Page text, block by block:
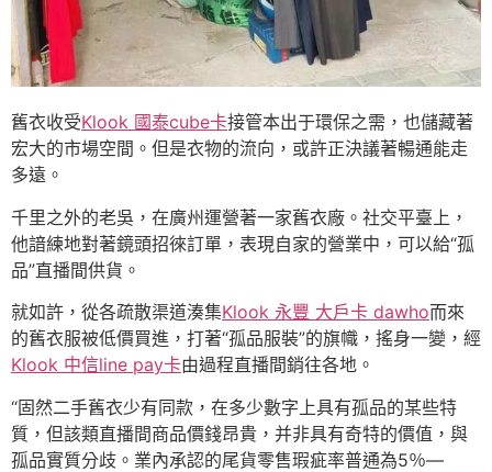
舊衣收受Klook 國泰cube卡接管本出于環保之需，也儲藏著
宏大的市場空間。但是衣物的流向，或許正決議著暢通能走
多遠。
千里之外的老吳，在廣州運營著一家舊衣廠。社交平臺上，
他諳練地對著鏡頭招徠訂單，表現自家的營業中，可以給“孤
品”直播間供貨。
就如許，從各疏散渠道湊集Klook 永豐 大戶卡 dawho而來
的舊衣服被低價買進，打著“孤品服裝”的旗幟，搖身一變，經
Klook 中信line pay卡由過程直播間銷往各地。
“固然二手舊衣少有同款，在多少數字上具有孤品的某些特
質，但該類直播間商品價錢昂貴，并非具有奇特的價值，與
孤品實質分歧。業內承認的尾貨零售瑕疵率普通為5％—